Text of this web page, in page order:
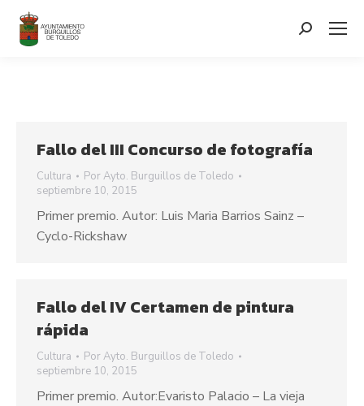
contenido
Search:
Fallo del III Concurso de fotografía
Cultura PorAyto. Burguillos de Toledo
septiembre 10, 2015
Primer premio. Autor: Luis Maria Barrios Sainz –
Cyclo-Rickshaw
Fallo del IV Certamen de pintura
rápida
Cultura PorAyto. Burguillos de Toledo
septiembre 10, 2015
Primer premio. Autor:Evaristo Palacio – La vieja